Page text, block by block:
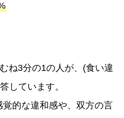
ね3分の1の人が、(食い違
しています。
覚的な違和感や、双方の言